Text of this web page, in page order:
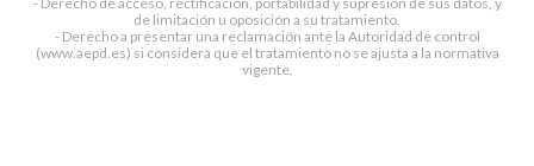
de limitación u oposición a su tratamiento.
- Derecho a presentar una reclamación ante la Autoridad de control
(www.aepd.es) si considera que el tratamiento no se ajusta a la normativa
vigente.